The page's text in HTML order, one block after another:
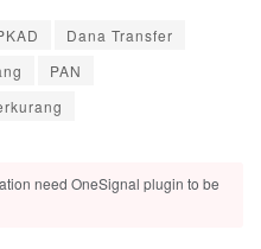
Dana Transfer
PAN
need OneSignal plugin to be